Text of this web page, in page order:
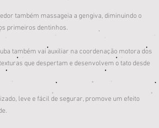
também massageia a gengiva, diminuindo o
primeiros dentinhos.
também vai auxiliar na coordenação motora dos
que despertam e desenvolvem o tato desde
leve e fácil de segurar, promove um efeito